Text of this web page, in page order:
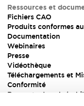
Ressources et
Fichiers CAO
Produits conformes
Documentation
Webinaires
Presse
Vidéothèque
Téléchargements et
Conformité
Rapports de